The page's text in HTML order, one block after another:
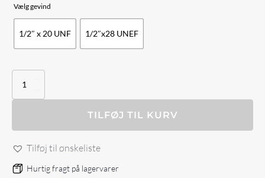
Vælg gevind
1/2″ x 20 UNF 1/2″x28 UNEF
ECOI
TILFØJ TIL KURV
Tilføj til ønskeliste
Hurtig fragt på lagervarer